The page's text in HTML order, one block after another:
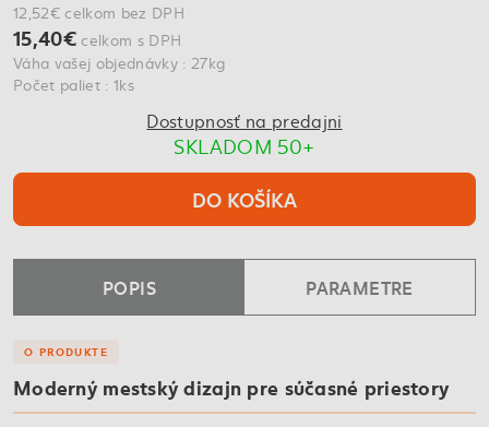
12,52€ celkom bez DPH
15,40€celkom s DPH
Váha vašej objednávky : 27kg
Počet paliet : 1ks
Dostupnosť na predajni
SKLADOM 50+
DO KOŠÍKA
POPIS PARAMETRE
O PRODUKTE
Moderný mestský dizajn pre súčasné priestory